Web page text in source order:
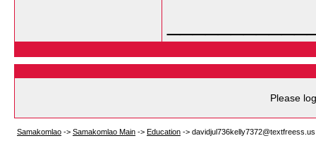
Please
Samakomlao -> Samakomlao Main -> Education -> davidjul736kelly7372@textfreess.us